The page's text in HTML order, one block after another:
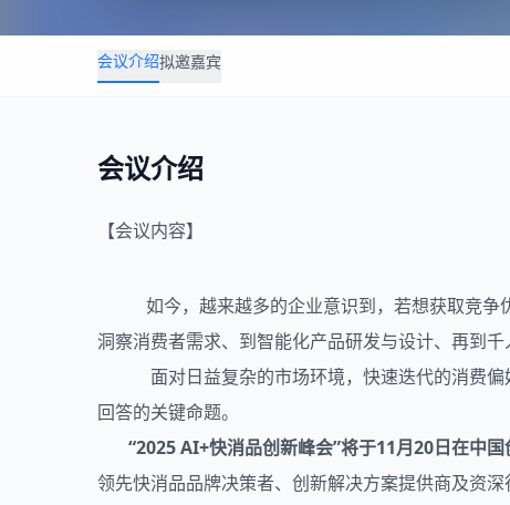
会议介绍拟邀嘉宾
会议介绍
【会议内容】
如今，越来越多的企业意识到，若想获取竞争优
洞察消费者需求、到智能化产品研发与设计、再到
面对日益复杂的市场环境，快速迭代的消费偏好
回答的关键命题。
“2025 AI+快消品创新峰会”将于11月20日在中
领先快消品品牌决策者、创新解决方案提供商及资深